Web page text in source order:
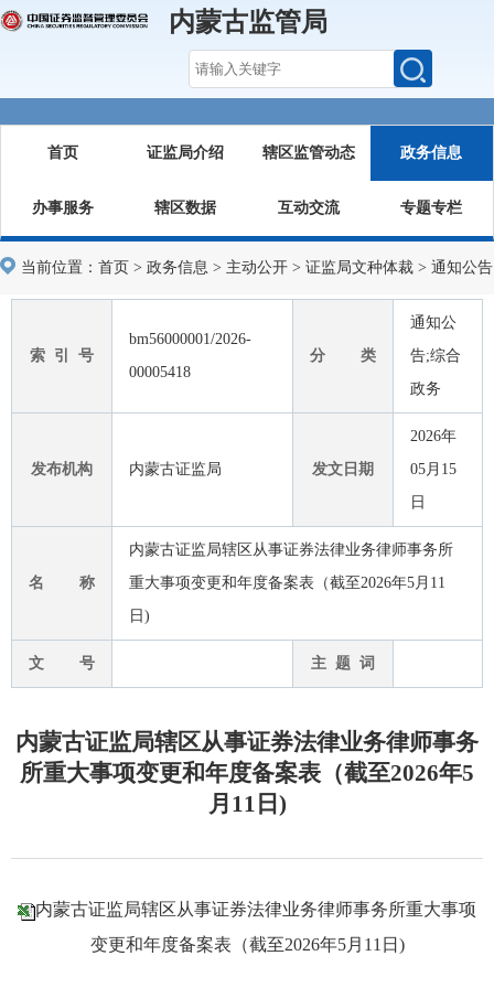
内蒙古监管局
首页 证监局介绍 辖区监管动态 政务信息
办事服务 辖区数据 互动交流 专题专栏
当前位置： 首页 > 政务信息 > 主动公开 > 证监局文种体裁 > 通知公告
索 引 号
bm56000001/2026-
00005418
分 类
通知公
告;综合
政务
发布机构 内蒙古证监局 发文日期
2026年
05月15
日
名 称
内蒙古证监局辖区从事证券法律业务律师事务所
重大事项变更和年度备案表（截至2026年5月11
日)
文 号 主 题 词
内蒙古证监局辖区从事证券法律业务律师事务
所重大事项变更和年度备案表（截至2026年5
月11日)
内蒙古证监局辖区从事证券法律业务律师事务所重大事项
变更和年度备案表（截至2026年5月11日)